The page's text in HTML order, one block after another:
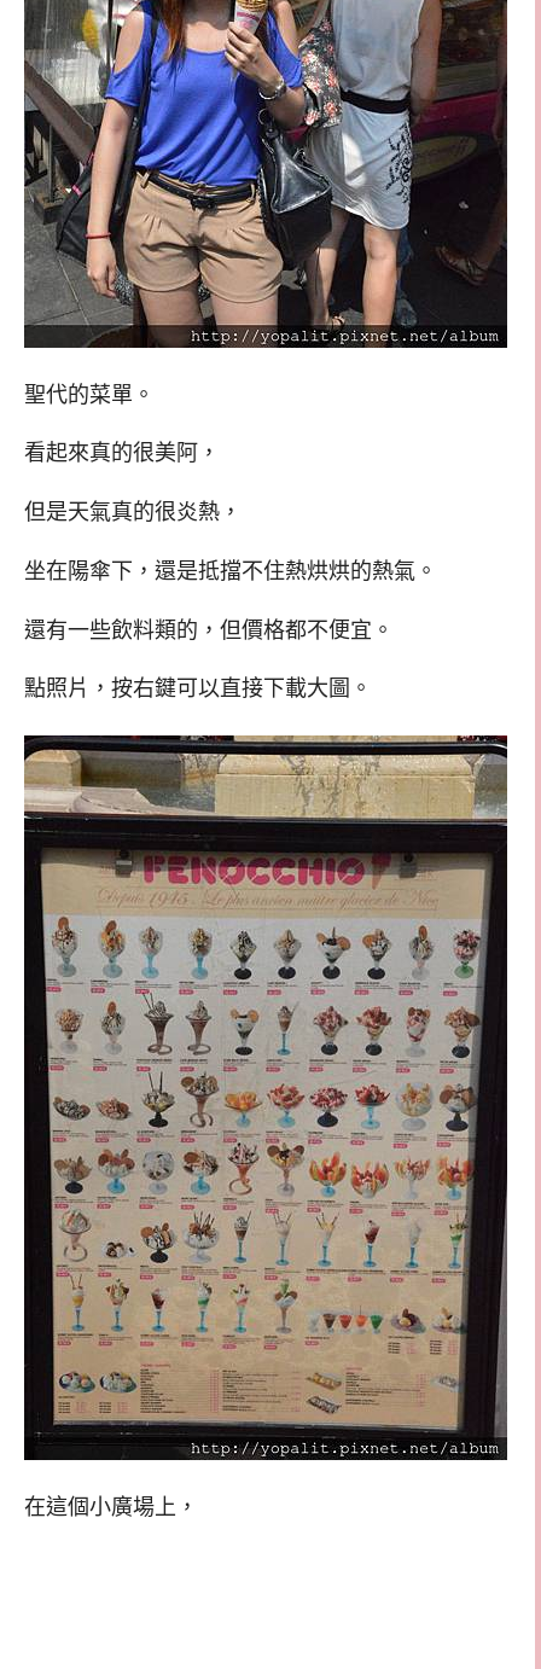
聖代的菜單。
看起來真的很美阿，
但是天氣真的很炎熱，
坐在陽傘下，還是抵擋不住熱烘烘的熱氣。
還有一些飲料類的，但價格都不便宜。
點照片，按右鍵可以直接下載大圖。
在這個小廣場上，